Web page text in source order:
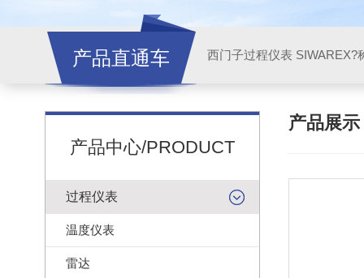
产品直通车 西门子过程仪表 SIWAREX?
产品中心/PRODUCT
过程仪表
温度仪表
雷达
产品展示